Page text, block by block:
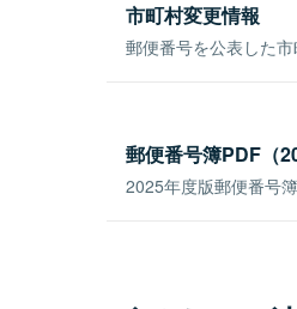
市町村変更情報
郵便番号を公表した
郵便番号簿PDF（
2025年度版郵便番号